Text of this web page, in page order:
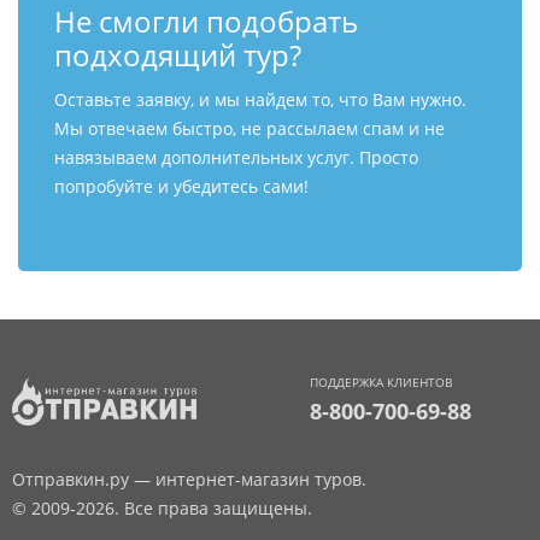
Не смогли подобрать
подходящий тур?
Оставьте заявку, и мы найдем то, что Вам нужно.
Мы отвечаем быстро, не рассылаем спам и не
навязываем дополнительных услуг. Просто
попробуйте и убедитесь сами!
ПОДДЕРЖКА КЛИЕНТОВ
8-800-700-69-88
Отправкин.ру — интернет-магазин туров.
© 2009-2026. Все права защищены.